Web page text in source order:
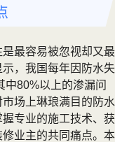
最容易被忽视却又最
，我国每年因防水失
80%以上的渗漏问
场上琳琅满目的防水
专业的施工技术、获
业主的共同痛点。本